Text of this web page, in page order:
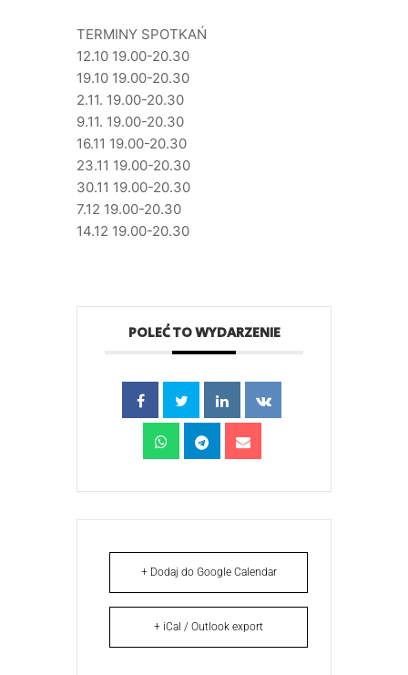
TERMINY SPOTKAŃ
12.10 19.00-20.30
19.10 19.00-20.30
2.11. 19.00-20.30
9.11. 19.00-20.30
16.11 19.00-20.30
23.11 19.00-20.30
30.11 19.00-20.30
7.12 19.00-20.30
14.12 19.00-20.30
POLEĆ TO WYDARZENIE
+ Dodaj do Google Calendar
+ iCal / Outlook export